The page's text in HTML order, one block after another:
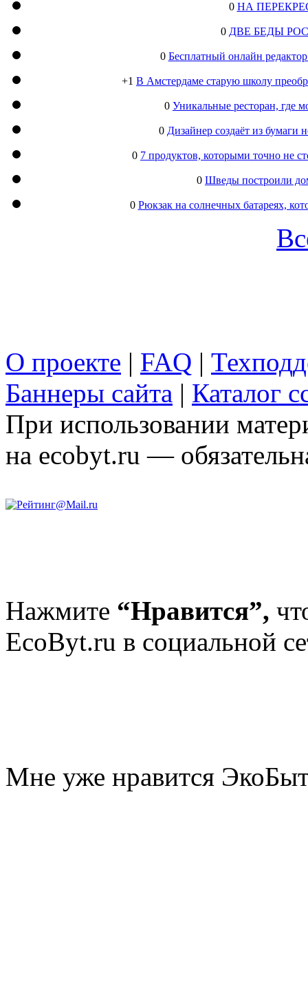
0 НА
0 ДВЕ БЕДЫ
0 Бесплатный онлайн
+1 В Амстердаме старую школу
0 Уникальные ресторан, где
0 Дизайнер создаёт из
0 7 продуктов, которыми точно не
0 Шведы построили
0 Рюкзак на солнечных батареях,
О проекте | FAQ |
Баннеры сайта | Каталог
При использовании
на ecobyt.ru —
Нажмите “Нравится”,
EcoByt.ru в социальной
Мне уже нравится